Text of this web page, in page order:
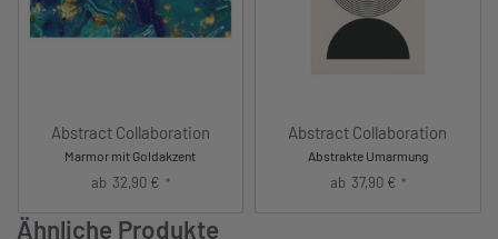
Abstract Collaboration
Marmor mit Goldakzent
ab 32,90 € *
Abstract Collaboration
Abstrakte Umarmung
ab 37,90 € *
Ähnliche Produkte